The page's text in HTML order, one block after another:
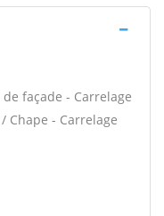
façade - Carrelage
Chape - Carrelage